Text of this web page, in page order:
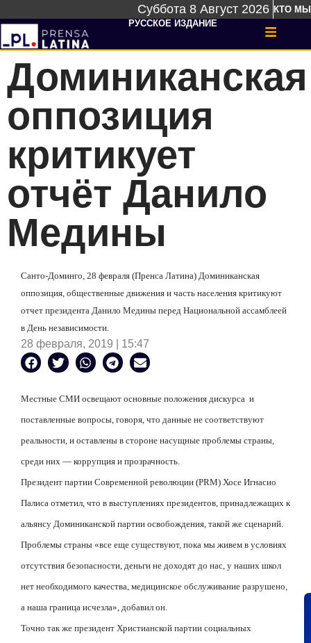
Суббота 8 Август 2026 КТО МЫ
РУССКОЕ ИЗДАНИЕ
Доминиканская
оппозиция
критикует
отчёт Данило
Медины
Санто-Доминго, 28 февраля (Пренса Латина) Доминиканская
оппозиция, общественные движения и часть населения критикуют
отчет президента Данило Медины перед Национальной ассамблеей
в День независимости.
28 февраля, 2019 | 15:47
Местные СМИ освещают основные положения дискурса и
поставленные вопросы, говоря, что данные не соответствуют
реальности, и оставлены в стороне насущные проблемы страны,
среди них — коррупция и прозрачность.
Президент партии Современной революции (PRM) Хосе Игнасио
Палиса отметил, что в выступлениях президентов, принадлежащих к
альянсу Доминиканской партии освобождения, такой же сценарий.
Проблемы страны «все еще существуют, пока мы живем в условиях
отсутствия безопасности, деньги не доходят до нас, у наших школ
нет необходимого качества, медицинское обслуживание разрушено,
а наша граница исчезла», добавил он.
Точно так же президент Христианской партии социальных